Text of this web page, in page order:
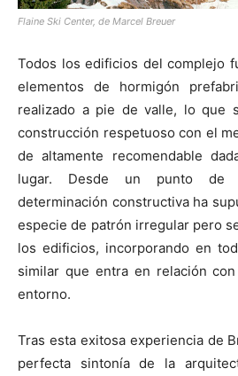
Flaine Ski Center, de Marcel Breuer
Todos los edificios del complejo
elementos de hormigón
realizado a pie de valle, lo que
construcción respetuoso con el
de altamente recomendable
lugar. Desde un punto de
determinación constructiva ha
especie de patrón irregular pero
los edificios, incorporando en
similar que entra en relación
entorno.
Tras esta exitosa experiencia de
perfecta sintonía de la